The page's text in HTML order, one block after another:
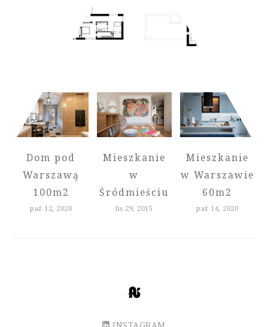
Dom pod
Warszawą
100m2
paź 12, 2020
Mieszkanie
w
Śródmieściu
lis 29, 2015
Mieszkanie
w Warszawie
60m2
paź 14, 2020
INSTAGRAM